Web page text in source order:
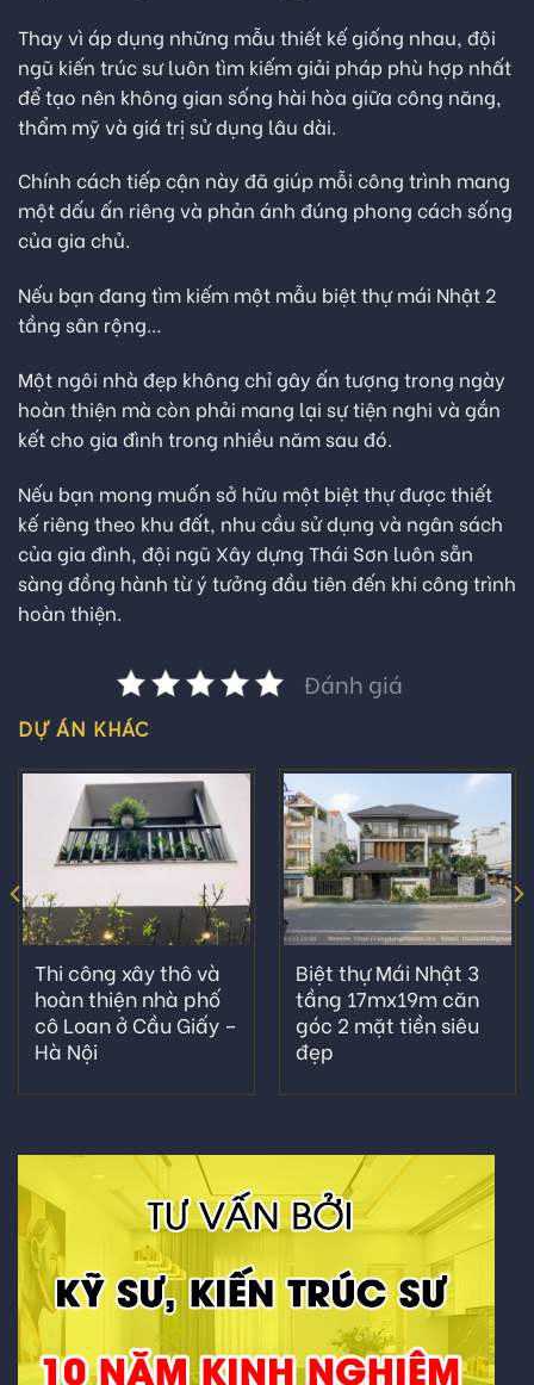
Thay vì áp dụng những mẫu thiết kế giống nhau, đội
ngũ kiến trúc sư luôn tìm kiếm giải pháp phù hợp nhất
để tạo nên không gian sống hài hòa giữa công năng,
thẩm mỹ và giá trị sử dụng lâu dài.
Chính cách tiếp cận này đã giúp mỗi công trình mang
một dấu ấn riêng và phản ánh đúng phong cách sống
của gia chủ.
Nếu bạn đang tìm kiếm một mẫu biệt thự mái Nhật 2
tầng sân rộng…
Một ngôi nhà đẹp không chỉ gây ấn tượng trong ngày
hoàn thiện mà còn phải mang lại sự tiện nghi và gắn
kết cho gia đình trong nhiều năm sau đó.
Nếu bạn mong muốn sở hữu một biệt thự được thiết
kế riêng theo khu đất, nhu cầu sử dụng và ngân sách
của gia đình, đội ngũ Xây dựng Thái Sơn luôn sẵn
sàng đồng hành từ ý tưởng đầu tiên đến khi công trình
hoàn thiện.
Đánh giá
DỰ ÁN KHÁC
Thi công xây thô và
hoàn thiện nhà phố
cô Loan ở Cầu Giấy –
Hà Nội
Biệt thự Mái Nhật 3
tầng 17mx19m căn
góc 2 mặt tiền siêu
đẹp